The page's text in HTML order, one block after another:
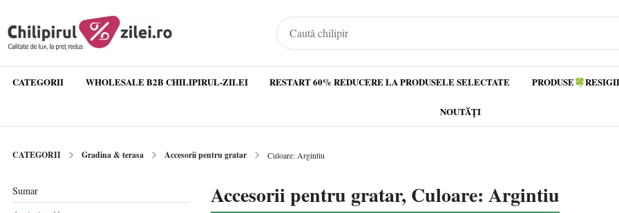
CATEGORII WHOLESALE B2B CHILIPIRUL-ZILEI RESTART 60% REDUCERE LA PRODUSELE SELECTATE
NOUTĂȚI
CATEGORII Gradina & terasa Accesorii pentru gratar Culoare: Argintiu
Sumar
Accesorii pentru gratar, Culoare: Argintiu